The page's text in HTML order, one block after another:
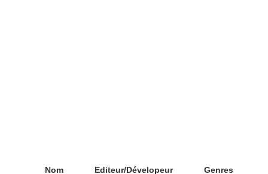
Nom Editeur/Dévelopeur Genres